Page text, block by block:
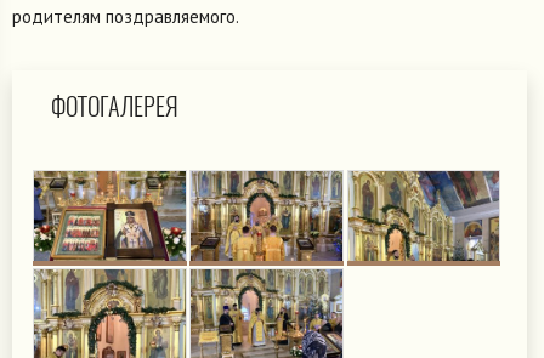
родителям поздравляемого.
ФОТОГАЛЕРЕЯ